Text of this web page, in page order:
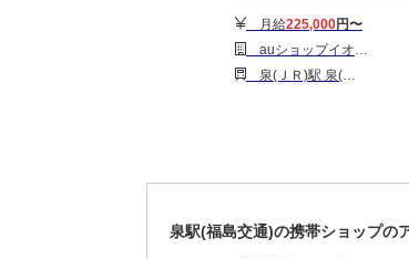
月給225,000円〜
auショップイオンモールいわき小名浜 (株式会社アクセスブリッジ)
泉(ＪＲ)駅 泉(福島交通)駅 いわき駅
泉駅(福島交通)の携帯ショップの